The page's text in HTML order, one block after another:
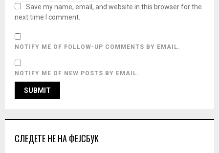
Save my name, email, and website in this browser for the
next time I comment.
NOTIFY ME OF FOLLOW-UP COMMENTS BY EMAIL.
NOTIFY ME OF NEW POSTS BY EMAIL.
СЛЕДЕТЕ НЕ НА ФЕЈСБУК